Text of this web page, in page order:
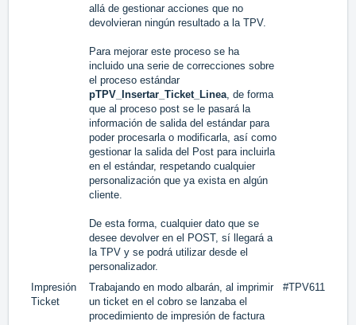
allá de gestionar acciones que no
devolvieran ningún resultado a la TPV.
Para mejorar este proceso se ha
incluido una serie de correcciones sobre
el proceso estándar
pTPV_Insertar_Ticket_Linea, de forma
que al proceso post se le pasará la
información de salida del estándar para
poder procesarla o modificarla, así como
gestionar la salida del Post para incluirla
en el estándar, respetando cualquier
personalización que ya exista en algún
cliente.
De esta forma, cualquier dato que se
desee devolver en el POST, sí llegará a
la TPV y se podrá utilizar desde el
personalizador.
Impresión
Ticket
Trabajando en modo albarán, al imprimir
un ticket en el cobro se lanzaba el
procedimiento de impresión de factura
#TPV611